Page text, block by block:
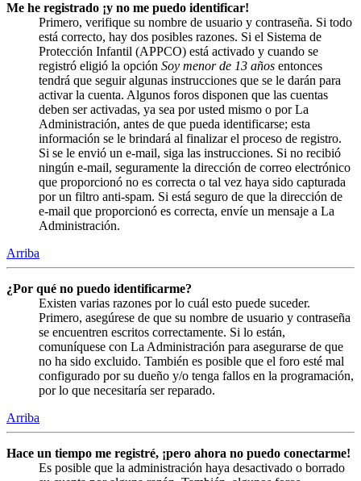
Me he registrado ¡y no me puedo identificar!
Primero, verifique su nombre de usuario y contraseña. Si todo
está correcto, hay dos posibles razones. Si el Sistema de
Protección Infantil (APPCO) está activado y cuando se
registró eligió la opción Soy menor de 13 años entonces
tendrá que seguir algunas instrucciones que se le darán para
activar la cuenta. Algunos foros disponen que las cuentas
deben ser activadas, ya sea por usted mismo o por La
Administración, antes de que pueda identificarse; esta
información se le brindará al finalizar el proceso de registro.
Si se le envió un e-mail, siga las instrucciones. Si no recibió
ningún e-mail, seguramente la dirección de correo electrónico
que proporcionó no es correcta o tal vez haya sido capturada
por un filtro anti-spam. Si está seguro de que la dirección de
e-mail que proporcionó es correcta, envíe un mensaje a La
Administración.
Arriba
¿Por qué no puedo identificarme?
Existen varias razones por lo cuál esto puede suceder.
Primero, asegúrese de que su nombre de usuario y contraseña
se encuentren escritos correctamente. Si lo están,
comuníquese con La Administración para asegurarse de que
no ha sido excluido. También es posible que el foro esté mal
configurado por su dueño y/o tenga fallos en la programación,
por lo que necesitaría ser reparado.
Arriba
Hace un tiempo me registré, ¡pero ahora no puedo conectarme!
Es posible que la administración haya desactivado o borrado